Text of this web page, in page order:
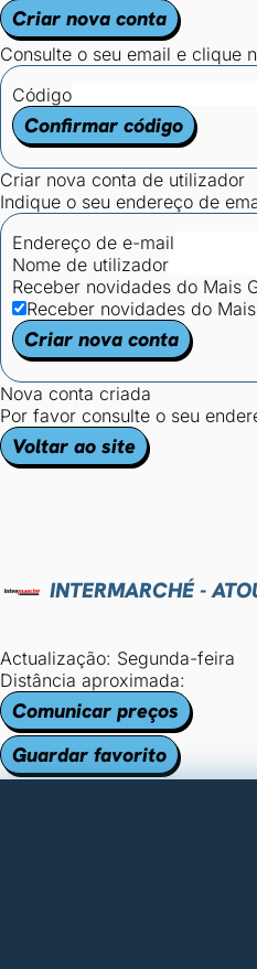
Criar nova conta
Consulte o seu email e clique
Código
Confirmar código
Criar nova conta de utilizador
Indique o seu endereço de
Endereço de e-mail
Nome de utilizador
Receber novidades do Mais
Receber novidades do
Criar nova conta
Nova conta criada
Por favor consulte o seu
Voltar ao site
INTERMARCHÉ -
Actualização: Segunda-feira
Distância aproximada:
Comunicar preços
Guardar favorito